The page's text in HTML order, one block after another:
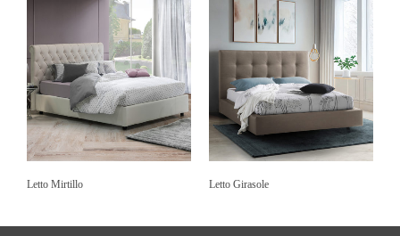
Letto Mirtillo Letto Girasole